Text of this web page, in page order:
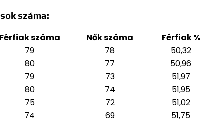
száma:
Férfiak száma Nők száma Férfiak %
79 78 50,32
80 77 50,96
79 73 51,97
80 74 51,95
75 72 51,02
74 69 51,75